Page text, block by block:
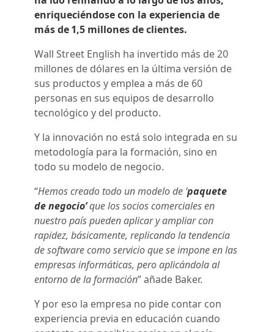
enriqueciéndose con la experiencia de
más de 1,5 millones de clientes.
Wall Street English ha invertido más de 20
millones de dólares en la última versión de
sus productos y emplea a más de 60
personas en sus equipos de desarrollo
tecnológico y del producto.
Y la innovación no está solo integrada en su
metodología para la formación, sino en
todo su modelo de negocio.
“Hemos creado todo un modelo de ‘paquete
de negocio’que los socios comerciales en
nuestro país pueden aplicar y ampliar con
rapidez, básicamente, replicando la tendencia
de software como servicio que se impone en las
empresas informáticas, pero aplicándola al
entorno de la formación” añade Baker.
Y por eso la empresa no pide contar con
experiencia previa en educación cuando